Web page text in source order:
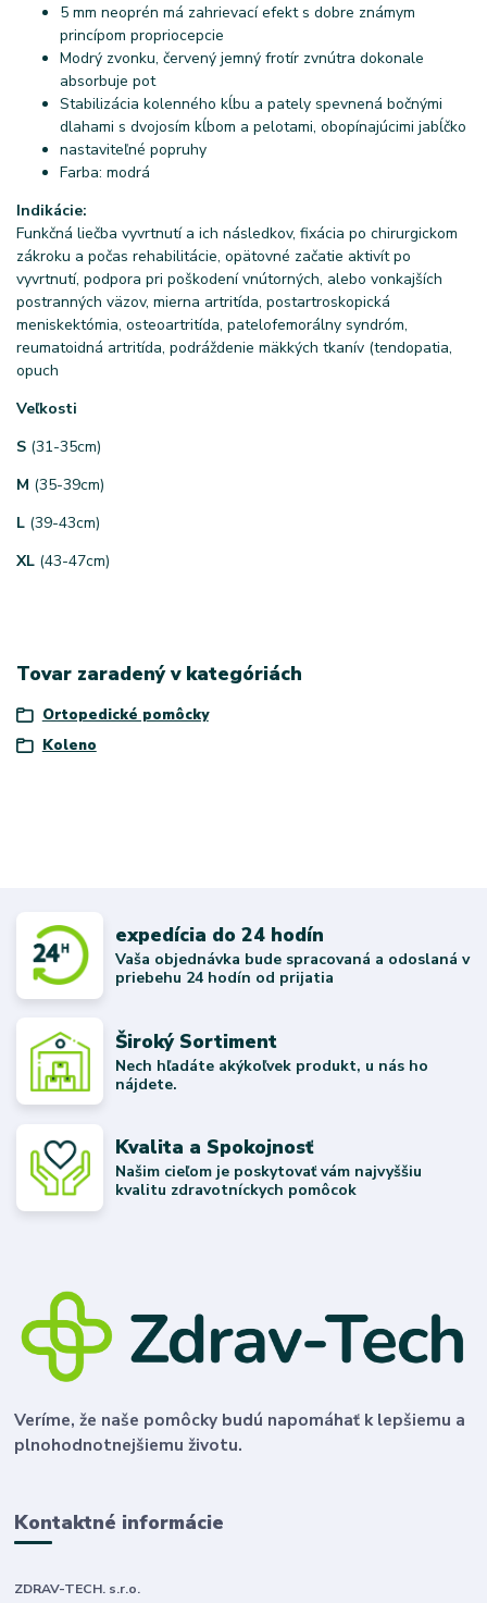
5 mm neoprén má zahrievací efekt s dobre známym
princípom propriocepcie
Modrý zvonku, červený jemný frotír zvnútra dokonale
absorbuje pot
Stabilizácia kolenného kĺbu a pately spevnená bočnými
dlahami s dvojosím kĺbom a pelotami, obopínajúcimi jabĺčko
nastaviteľné popruhy
Farba: modrá
Indikácie:
Funkčná liečba vyvrtnutí a ich následkov, fixácia po chirurgickom
zákroku a počas rehabilitácie, opätovné začatie aktivít po
vyvrtnutí, podpora pri poškodení vnútorných, alebo vonkajších
postranných väzov, mierna artritída, postartroskopická
meniskektómia, osteoartritída, patelofemorálny syndróm,
reumatoidná artritída, podráždenie mäkkých tkanív (tendopatia,
opuch
Veľkosti
S (31-35cm)
M (35-39cm)
L (39-43cm)
XL (43-47cm)
Tovar zaradený v kategóriách
Ortopedické pomôcky
Koleno
expedícia do 24 hodín
Vaša objednávka bude spracovaná a odoslaná v
priebehu 24 hodín od prijatia
Široký Sortiment
Nech hľadáte akýkoľvek produkt, u nás ho
nájdete.
Kvalita a Spokojnosť
Našim cieľom je poskytovať vám najvyššiu
kvalitu zdravotníckych pomôcok
Veríme, že naše pomôcky budú napomáhať k lepšiemu a
plnohodnotnejšiemu životu.
Kontaktné informácie
ZDRAV-TECH. s.r.o.